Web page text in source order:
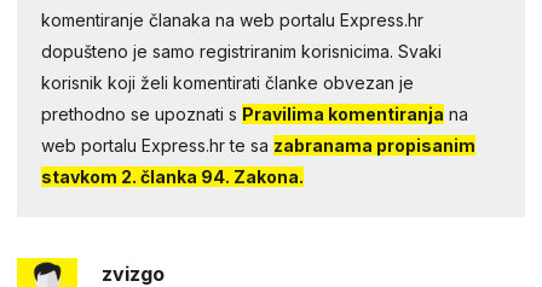
komentiranje članaka na web portalu Express.hr
dopušteno je samo registriranim korisnicima. Svaki
korisnik koji želi komentirati članke obvezan je
prethodno se upoznati s Pravilima komentiranja na
web portalu Express.hr te sa zabranama propisanim
stavkom 2. članka 94. Zakona.
zvizgo